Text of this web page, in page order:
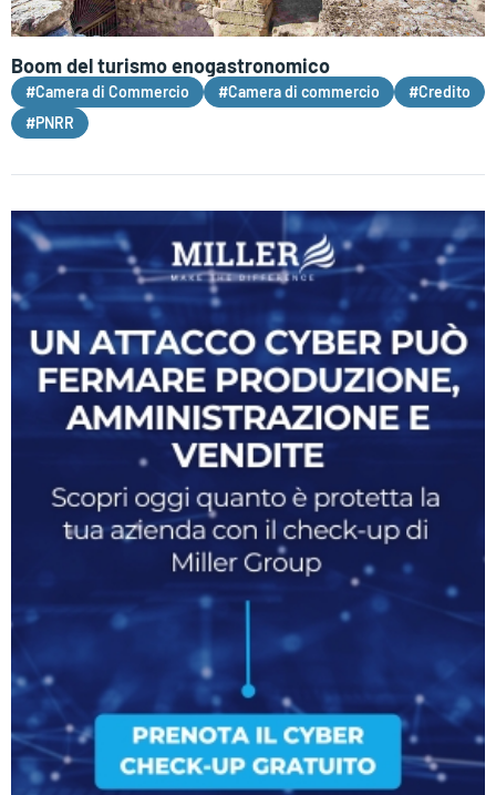
Boom del turismo enogastronomico
#Camera di Commercio #Camera di commercio
#Credito
#PNRR